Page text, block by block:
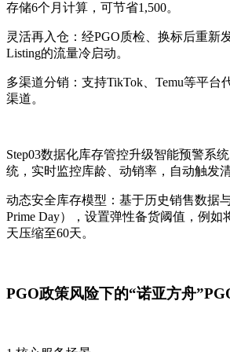
存储6个月计算，可节省1,500。
灵活再入仓：经PGO质检、换标后重新
Listing的流量冷启动。
多渠道分销：支持TikTok、Temu等平台
渠道。
Step03数据化库存管控升级智能预警系
统，实时监控库龄、动销率，自动触发
动态安全库存模型：基于历史销售数据
Prime Day），设置弹性备货阈值，例如
天压缩至60天。
PGO政策风险下的“诺亚方舟